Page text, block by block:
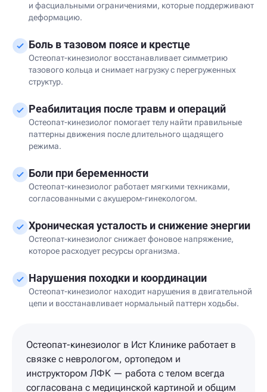
и фасциальными ограничениями, которые поддерживают
деформацию.
Боль в тазовом поясе и крестце
Остеопат-кинезиолог восстанавливает симметрию
тазового кольца и снимает нагрузку с перегруженных
структур.
Реабилитация после травм и операций
Остеопат-кинезиолог помогает телу найти правильные
паттерны движения после длительного щадящего
режима.
Боли при беременности
Остеопат-кинезиолог работает мягкими техниками,
согласованными с акушером-гинекологом.
Хроническая усталость и снижение энергии
Остеопат-кинезиолог снижает фоновое напряжение,
которое расходует ресурсы организма.
Нарушения походки и координации
Остеопат-кинезиолог находит нарушения в двигательной
цепи и восстанавливает нормальный паттерн ходьбы.
Остеопат-кинезиолог в Ист Клинике работает в
связке с неврологом, ортопедом и
инструктором ЛФК — работа с телом всегда
согласована с медицинской картиной и общим